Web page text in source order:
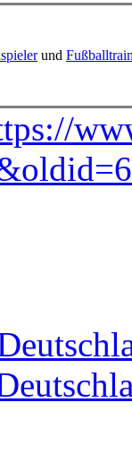
und